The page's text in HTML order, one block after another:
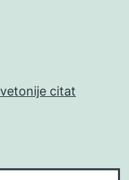
citat